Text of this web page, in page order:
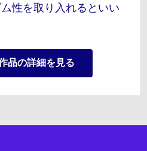
性を取り入れるといい
品の詳細を見る